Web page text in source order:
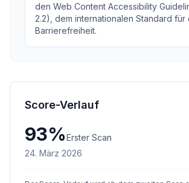
den Web Content Accessibility
2.2), dem internationalen Standard für
Barrierefreiheit.
Score-Verlauf
93%Erster Scan
24. März 2026